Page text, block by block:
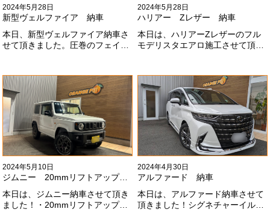
2024年5月28日
新型ヴェルファイア 納車
本日、新型ヴェルファイア納車さ
せて頂きました。圧巻のフェイス
なりました！いつも本当にありが
とうございます#x1f60a;
2024年5月28日
ハリアー Zレザー 納車
本日は、ハリアーZレザーのフル
モデリスタエアロ施工させて頂き
全然、思い通りエアロが入ってき
ませんね。。今後とも宜しくお願
いします！
2024年5月10日
ジムニー 20mmリフトアップ納車
本日は、ジムニー納車させて頂き
ました！・20mmリフトアップ・
2024年4月30日
アルファード 納車
本日は、アルファード納車させて
頂きました！シグネチャーイル